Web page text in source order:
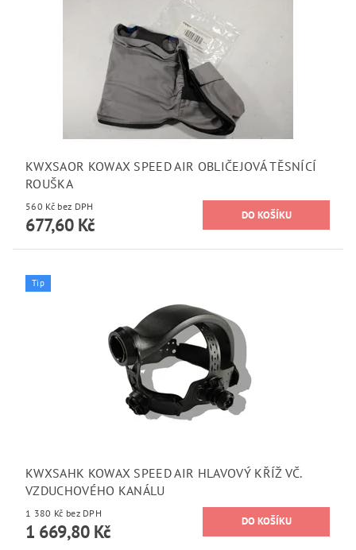
KWXSAOR KOWAX SPEED AIR OBLIČEJOVÁ TĚSNÍCÍ
ROUŠKA
560 Kč bez DPH
677,60 Kč
Tip
KWXSAHK KOWAX SPEED AIR HLAVOVÝ KŘÍŽ VČ.
VZDUCHOVÉHO KANÁLU
1 380 Kč bez DPH
1 669,80 Kč